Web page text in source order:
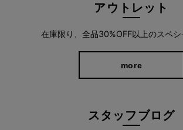
気になる腰まわりを、自然にき
アウトレット
在庫限り、全品30%OFF以上のスペシ
more
スタッフブログ